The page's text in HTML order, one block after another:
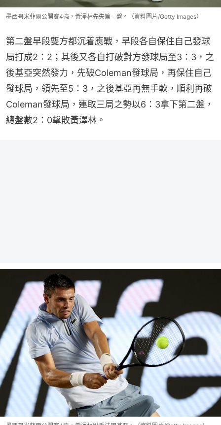
墨西哥米菲爾公開賽4強，黃澤林先失第一盤。（資料圖片/Getty Images）
第二盤早段雙方都沉着應戰，早段各自保住自己發球
局打成2：2；其後又各自打破對方發球局至3：3，之
後基亞突然發力，先破Coleman發球局，再保住自己
發球局，領先至5：3，之後基亞再無手軟，順利再破
Coleman發球局，連取三局之勢以6：3拿下第二盤，
總盤數2：0擊敗黃澤林。